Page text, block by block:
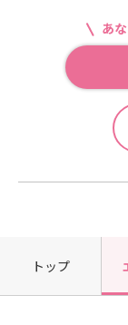
あ
トップ